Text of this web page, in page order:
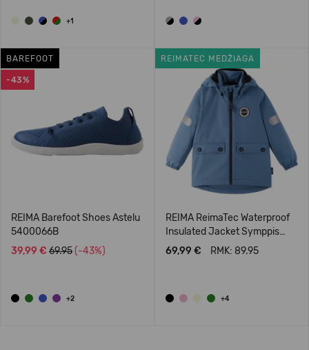
+1
-43%
BAREFOOT
REIMA Barefoot Shoes Astelu
5400066B
39,99 € 69.95 (-43%)
+2
REIMATEC MEDŽIAGA
REIMA ReimaTec Waterproof
Insulated Jacket Symppis
5100045B
69,99 € RMK: 89.95
+4